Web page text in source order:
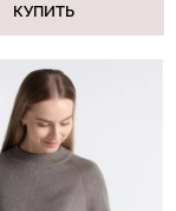
КУПИТЬ
369 грн.